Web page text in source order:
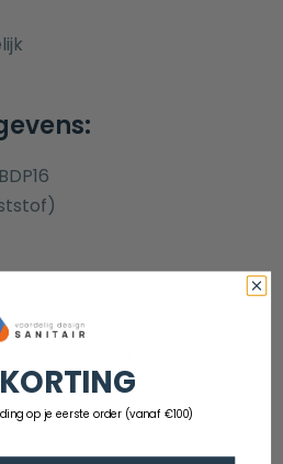
ja
op je eerste order (vanaf €100)